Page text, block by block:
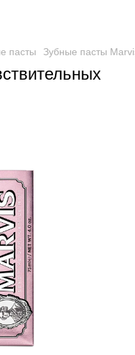
пасты Зубные пасты